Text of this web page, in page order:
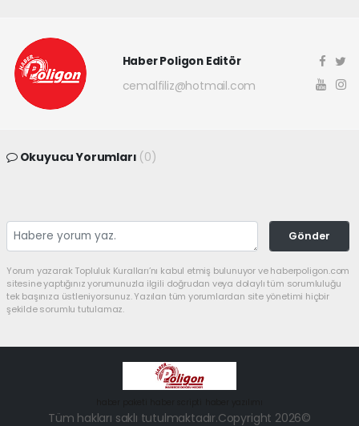
Haber Poligon Editör
cemalfiliz@hotmail.com
Okuyucu Yorumları (0)
Gönder
Yorum yazarak Topluluk Kuralları’nı kabul etmiş bulunuyor ve haberpoligon.com
sitesine yaptığınız yorumunuzla ilgili doğrudan veya dolaylı tüm sorumluluğu
tek başınıza üstleniyorsunuz. Yazılan tüm yorumlardan site yönetimi hiçbir
şekilde sorumlu tutulamaz.
Tüm hakları saklı tutulmaktadır.Copyright 2026©